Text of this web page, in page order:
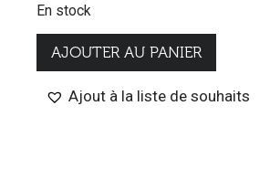
En stock
AJOUTER AU PANIER
Ajout à la liste de souhaits